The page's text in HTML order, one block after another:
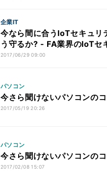
企業IT
今なら間に合うIoTセキュリ
う守るか? - FA業界のIoTセ
2017/06/29 09:00
パソコン
今さら聞けないパソコンの
2017/05/19 20:26
パソコン
今さら聞けないパソコンの
2017/02/08 15:07